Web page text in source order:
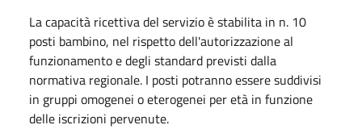
La capacità ricettiva del servizio è stabilita in n. 10
posti bambino, nel rispetto dell'autorizzazione al
funzionamento e degli standard previsti dalla
normativa regionale. I posti potranno essere suddivisi
in gruppi omogenei o eterogenei per età in funzione
delle iscrizioni pervenute.